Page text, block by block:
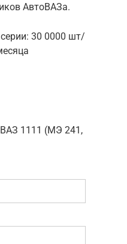
АвтоВАЗа.
30 0000 шт/
ВАЗ 1111 (МЭ 241,